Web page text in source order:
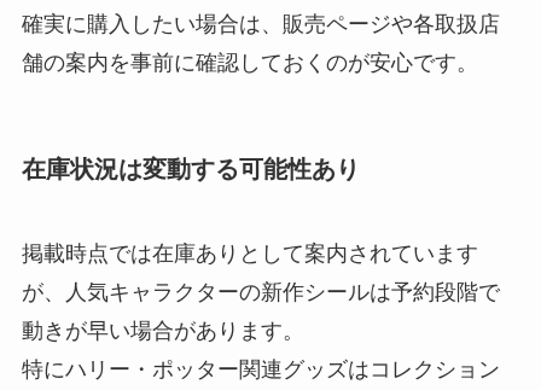
確実に購入したい場合は、販売ページや各取扱店
舗の案内を事前に確認しておくのが安心です。
在庫状況は変動する可能性あり
掲載時点では在庫ありとして案内されています
が、人気キャラクターの新作シールは予約段階で
動きが早い場合があります。
特にハリー・ポッター関連グッズはコレクション